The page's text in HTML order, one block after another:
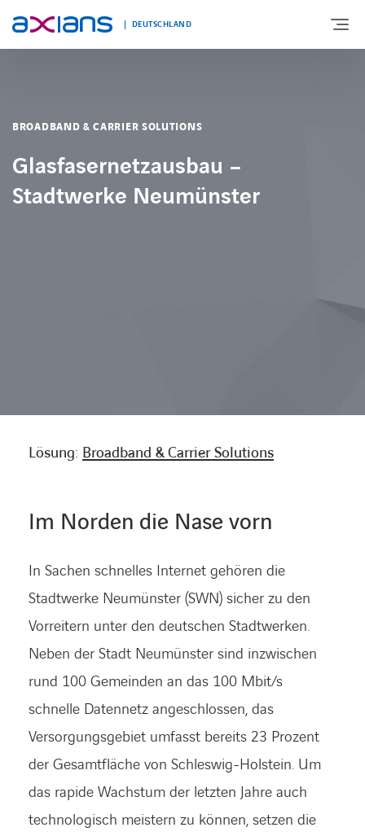
DEUTSCHLAND
PORTFOLIO
KARRIERE
Kontakt
BROADBAND & CARRIER SOLUTIONS
Glasfasernetzausbau –
Stadtwerke Neumünster
Lösung: Broadband & Carrier Solutions
Im Norden die Nase vorn
In Sachen schnelles Internet gehören die
Stadtwerke Neumünster (SWN) sicher zu den
Vorreitern unter den deutschen Stadtwerken.
Neben der Stadt Neumünster sind inzwischen
rund 100 Gemeinden an das 100 Mbit/s
schnelle Datennetz angeschlossen, das
Versorgungsgebiet umfasst bereits 23 Prozent
der Gesamtfläche von Schleswig-Holstein. Um
das rapide Wachstum der letzten Jahre auch
technologisch meistern zu können, setzen die